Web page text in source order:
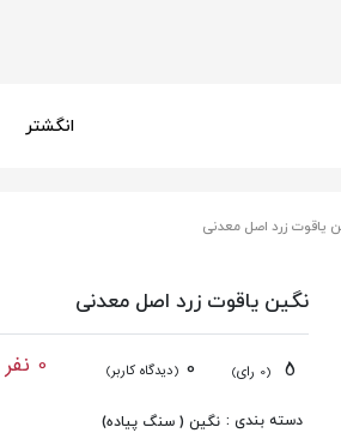
انگشتر
یاقوت زرد اصل معدنی
نگین یاقوت زرد اصل معدنی
(0 رای) 0 (دیدگاه کاربر) 0 نفر
دسته بندی : نگین ( سنگ پیاده)